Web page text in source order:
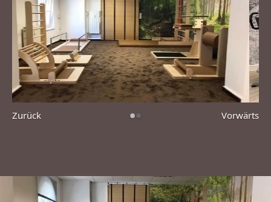
Zurück •• Vorwärts